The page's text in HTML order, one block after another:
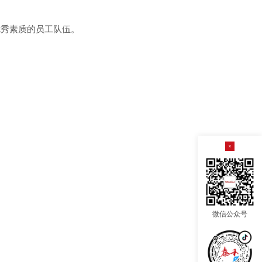
素质的员工队伍。
x
微信公众号